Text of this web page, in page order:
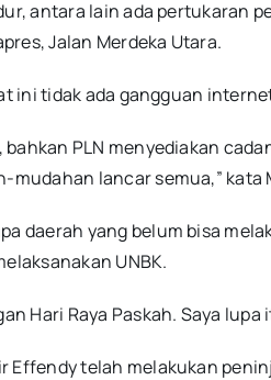
antara lain ada pertukaran
Jalan Merdeka Utara.
ini tidak ada gangguan
bahkan PLN menyediakan
mudahan lancar semua,” kata
daerah yang belum bisa
UNBK.
Hari Raya Paskah. Saya
telah melakukan